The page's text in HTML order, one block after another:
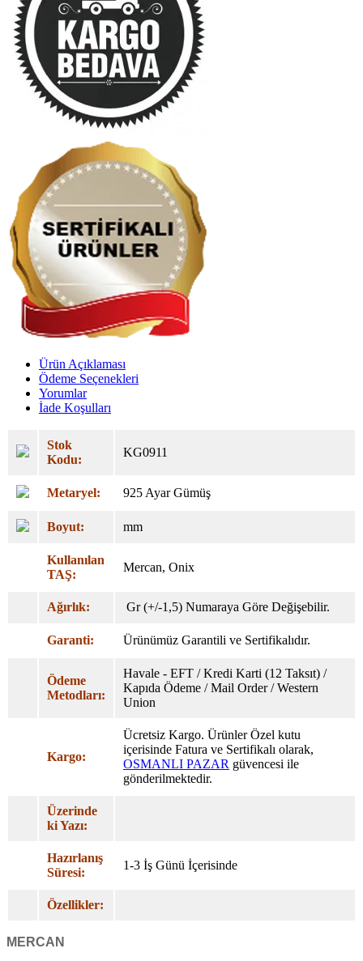
Ürün Açıklaması
Ödeme Seçenekleri
Yorumlar
İade Koşulları
Stok
Kodu:
KG0911
Metaryel: 925 Ayar Gümüş
Boyut: mm
Kullanılan
TAŞ:
Mercan, Onix
Ağırlık: Gr (+/-1,5) Numaraya Göre Değişebilir.
Garanti: Ürünümüz Garantili ve Sertifikalıdır.
Ödeme
Metodları:
Havale - EFT / Kredi Karti (12 Taksıt) /
Kapıda Ödeme / Mail Order / Western
Union
Kargo:
Ücretsiz Kargo. Ürünler Özel kutu
içerisinde Fatura ve Sertifikalı olarak,
OSMANLI PAZAR güvencesi ile
gönderilmektedir.
Üzerinde
ki Yazı:
Hazırlanış
Süresi:
1-3 İş Günü İçerisinde
Özellikler:
MERCAN